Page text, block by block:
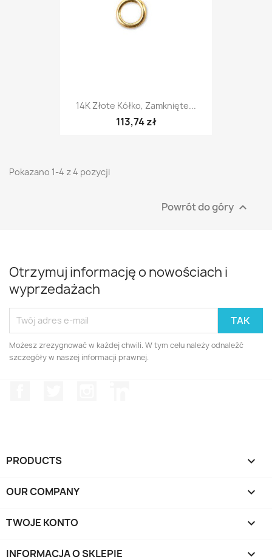
14K Złote Kółko, Zamknięte...
113,74 zł
Pokazano 1-4 z 4 pozycji
Powrót do góry 
Otrzymuj informację o nowościach i
wyprzedażach
Możesz zrezygnować w każdej chwili. W tym celu należy odnaleźć
szczegóły w naszej informacji prawnej.
PRODUCTS 
OUR COMPANY 
TWOJE KONTO 
INFORMACJA O SKLEPIE keyboard_arrow_down